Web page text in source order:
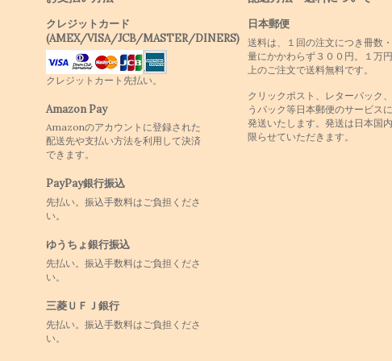
クレジットカード
(AMEX/VISA/JCB/MASTER/DINERS)
クレジットカート先払い。
Amazon Pay
Amazonのアカウントに登録された
配送先や支払い方法を利用して決済
できます。
PayPay銀行振込
先払い。振込手数料はご負担くださ
い。
ゆうちょ銀行振込
先払い。振込手数料はご負担くださ
い。
三菱ＵＦＪ銀行
先払い。振込手数料はご負担くださ
い。
日本郵便
送料は、１回の注文につき冊数
量にかかわらず３００円。１万
上のご注文で送料無料です。
クリックポスト、レターパック
うパック等日本郵便のサービス
発送いたします。発送は日本国
限らせていただきます。